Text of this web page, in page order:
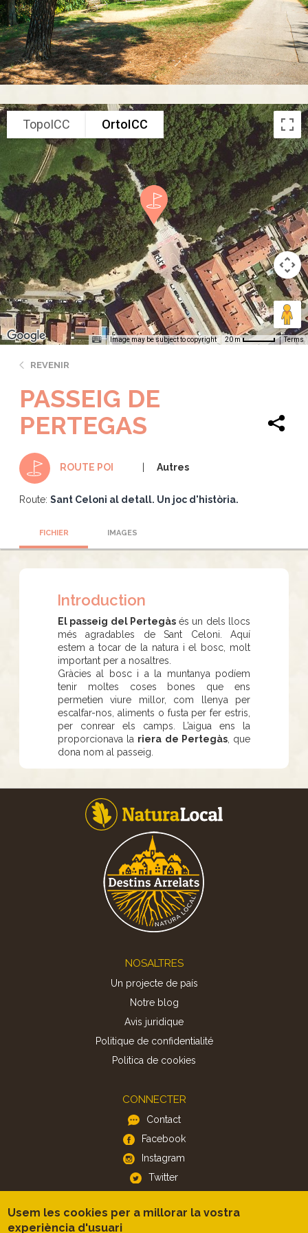
TopoICC OrtoICC
Image may be subject to copyright 20 m Terms
REVENIR
PASSEIG DE
PERTEGAS
ROUTE POI Autres
Route: Sant Celoni al detall. Un joc d'història.
FICHIER IMAGES
Introduction
El passeig del Pertegàsés un dels llocs
més agradables de Sant Celoni. Aquí
estem a tocar de la natura i el bosc, molt
important per a nosaltres.
Gràcies al bosc i a la muntanya podíem
tenir moltes coses bones que ens
permetien viure millor, com llenya per
escalfar-nos, aliments o fusta per fer estris,
per conrear els camps. L’aigua ens la
proporcionava la riera de Pertegàs, que
dona nom al passeig.
NOSALTRES
Un projecte de país
Notre blog
Avis juridique
Politique de confidentialité
Politica de cookies
CONNECTER
Contact
Facebook
Instagram
Twitter
APP
Usem les cookies per a millorar la vostra
experiència d'usuari